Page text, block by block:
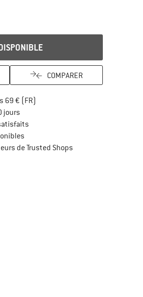
COMPARER
69 € (FR)
joursTrouve les informations de
de Trusted ShopsTrouve toutes les